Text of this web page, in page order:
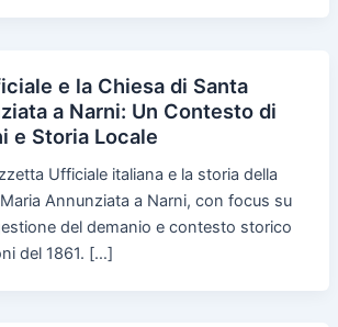
e la Chiesa di Santa
a Narni: Un Contesto di
e Storia Locale
Ufficiale italiana e la storia della
Annunziata a Narni, con focus su
del demanio e contesto storico
del 1861. […]